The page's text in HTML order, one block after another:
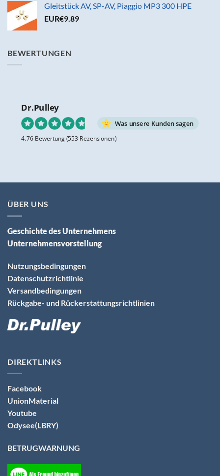
Gleitstück AV, SP-AV, Piaggio MP3 300 HPE
EUR€9.89
BEWERTUNGEN
Dr.Pulley
Was unsere Kunden sagen
4.76 Bewertung (553 Rezensionen)
ÜBER UNS
Geschichte des Unternehmens
Unternehmensvorstellung
Nutzungsbedingungen
Datenschutzrichtlinie
Versandbedingungen
Rückgabe- und Rückerstattungsrichtlinien
DIREKTLINKS
Facebook
UnionMaterial
Youtube
Odysee(LBRY)
BETRUGWARNUNG